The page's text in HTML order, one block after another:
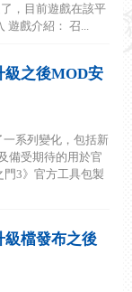
，目前遊戲在該平
戲介紹： 召...
級之後MOD安
一系列變化，包括新
備受期待的用於官
3》官方工具包製
級檔發布之後